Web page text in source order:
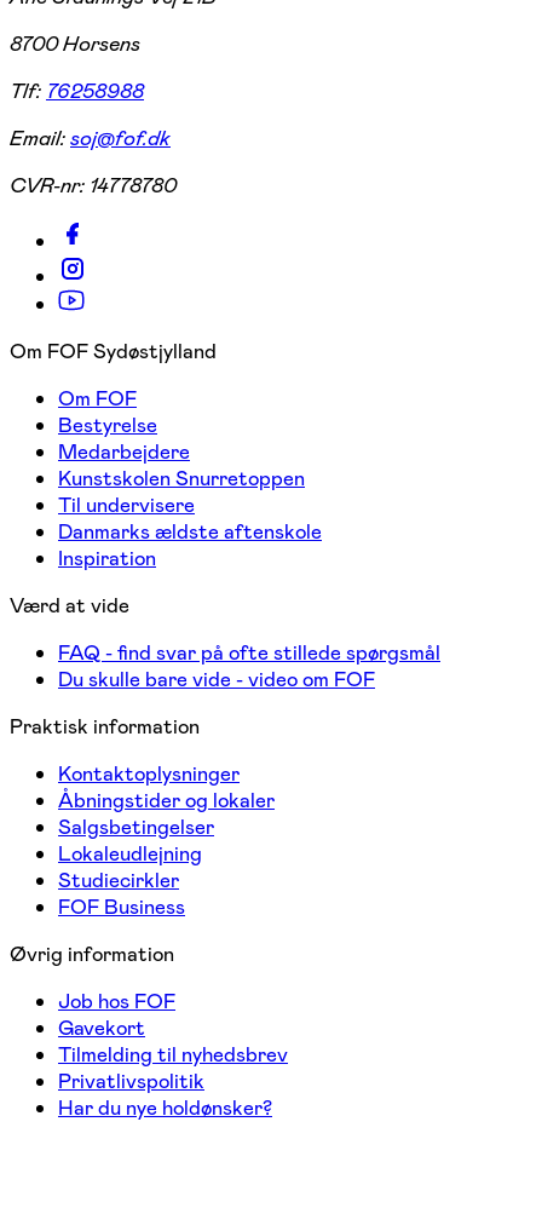
8700 Horsens
Tlf: 76258988
Email:soj@fof.dk
CVR-nr: 14778780
Om FOF Sydøstjylland
Om FOF
Bestyrelse
Medarbejdere
Kunstskolen Snurretoppen
Til undervisere
Danmarks ældste aftenskole
Inspiration
Værd at vide
FAQ - find svar på ofte stillede spørgsmål
Du skulle bare vide - video om FOF
Praktisk information
Kontaktoplysninger
Åbningstider og lokaler
Salgsbetingelser
Lokaleudlejning
Studiecirkler
FOF Business
Øvrig information
Job hos FOF
Gavekort
Tilmelding til nyhedsbrev
Privatlivspolitik
Har du nye holdønsker?